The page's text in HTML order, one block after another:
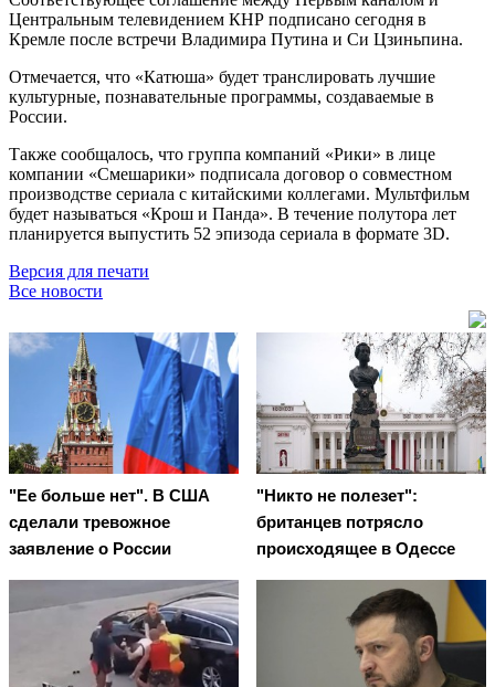
Центральным телевидением КНР подписано сегодня в
Кремле после встречи Владимира Путина и Си Цзиньпина.
Отмечается, что «Катюша» будет транслировать лучшие
культурные, познавательные программы, создаваемые в
России.
Также сообщалось, что группа компаний «Рики» в лице
компании «Смешарики» подписала договор о совместном
производстве сериала с китайскими коллегами. Мультфильм
будет называться «Крош и Панда». В течение полутора лет
планируется выпустить 52 эпизода сериала в формате 3D.
Версия для печати
Все новости
"Ее больше нет". В США
сделали тревожное
заявление о России
"Никто не полезет":
британцев потрясло
происходящее в Одессе